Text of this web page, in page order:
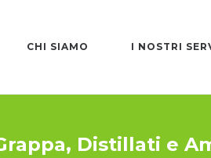
CHI SIAMO I NOSTRI
Distillati e